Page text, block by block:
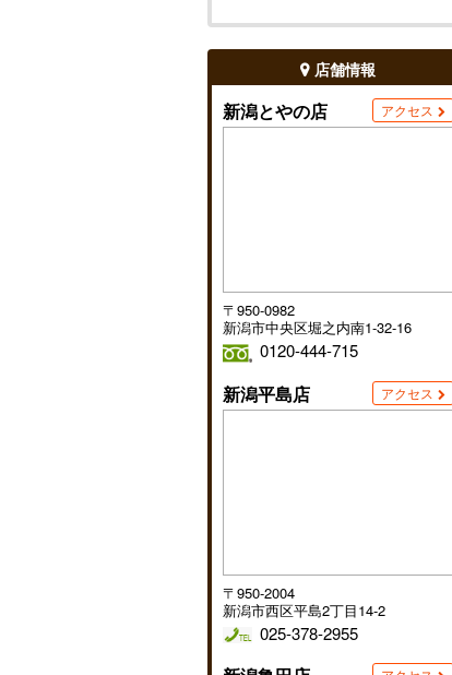
店舗情報
新潟とやの店 アクセス
〒950-0982
新潟市中央区堀之内南1-32-16
0120-444-715
新潟平島店 アクセス
〒950-2004
新潟市西区平島2丁目14-2
025-378-2955